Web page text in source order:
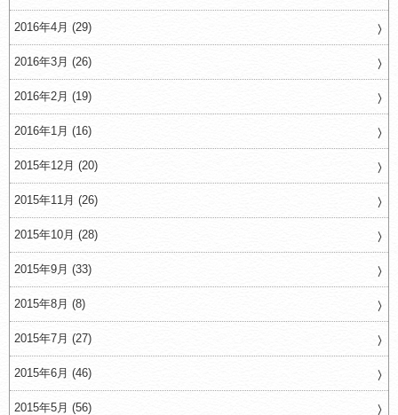
2016年4月 (29)
2016年3月 (26)
2016年2月 (19)
2016年1月 (16)
2015年12月 (20)
2015年11月 (26)
2015年10月 (28)
2015年9月 (33)
2015年8月 (8)
2015年7月 (27)
2015年6月 (46)
2015年5月 (56)